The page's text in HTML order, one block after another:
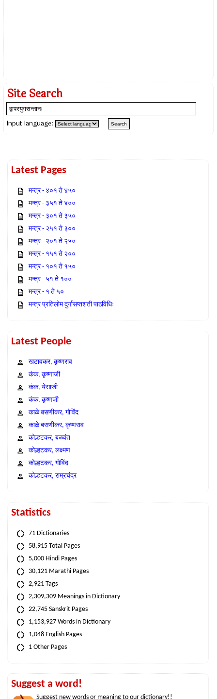
Site Search
Input language:
Latest Pages
मन्त्र - ४०१ ते ४५०
मन्त्र - ३५१ ते ४००
मन्त्र - ३०१ ते ३५०
मन्त्र - २५१ ते ३००
मन्त्र - २०१ ते २५०
मन्त्र - १५१ ते २००
मन्त्र - १०१ ते १५०
मन्त्र - ५१ ते १००
मन्त्र - १ ते ५०
मन्त्र प्रतिलोम दुर्गासप्तशती पाठविधिः
Latest People
खटावकर, कृष्णराव
कंक, कृष्णाजी
कंक, येसाजी
कंक, कृष्णजी
काळे बसणीकर, गोविंद
काळे बसणीकर, कृष्णराव
कोल्हटकर, बळवंत
कोल्हटकर, लक्ष्मण
कोल्हटकर, गोविंद
कोल्हटकर, राम्रचंद्र
Statistics
71 Dictionaries
58,915 Total Pages
5,000 Hindi Pages
30,121 Marathi Pages
2,921 Tags
2,309,309 Meanings in Dictionary
22,745 Sanskrit Pages
1,153,927 Words in Dictionary
1,048 English Pages
1 Other Pages
Suggest a word!
Suggest new words or meaning to our dictionary!!